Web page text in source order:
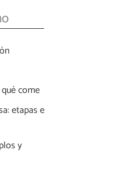
come
etapas e
y